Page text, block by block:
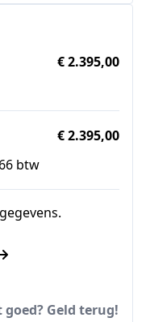
€ 2.395,00
€ 2.395,00
btw
goed? Geld terug!